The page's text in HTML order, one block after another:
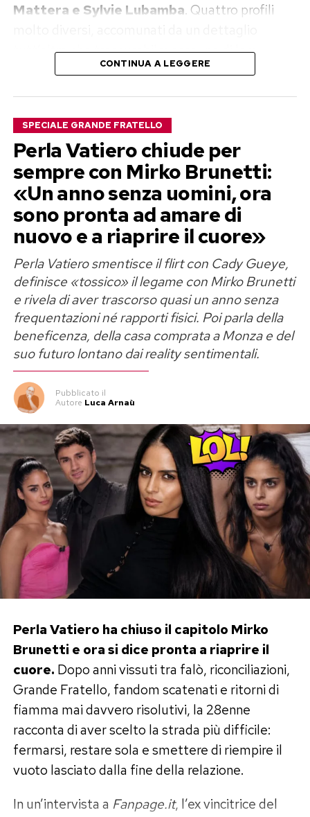
Mattera e Sylvie Lubamba. Quattro profili
tutt’altro che trascurabile: nessuno di loro
rappresenta il classico personaggio che il
Per il momento, però, conviene tenere lo
champagne in frigorifero. Si parla di trattative,
contatti e candidature, non di concorrenti
ufficiali. Il cast definitivo resta segreto e
Mediaset non ha ancora annunciato chi varcherà
davvero la soglia della Casa.
Grande Fratello Vip 2026, Aldo
Baglio è il nome che nessuno si
aspettava
Tra tutti i papabili,Aldo Baglio
senza dubbio la sorpresa più clamorosa. Attore,
comico e regista, deve la sua popolarità allo
storico trio formato con Giovanni Storti e
Giacomo Poretti. Immaginarlo alle prese con
nomination, confessionali, liti per la spesa
settimanale e riunioni notturne in cucina sembra
quasi il soggetto di uno dei suoi film.
Proprio per questo il suo eventuale ingresso
potrebbe regalare al reality una forza comica
completamente nuova. Aldo non appartiene alla
categoria dei frequentatori abituali dei salotti
televisivi e non ha mai costruito la propria
carriera sulle dinamiche del gossip. Vederlo
nella Casa rappresenterebbe quindi una piccola
rivoluzione.
Resta da capire se abbia davvero deciso di
concedersi questa avventura o se il suo nome
faccia parte della lunga lista di desideri degli
autori. Nel Grande Fratello, del resto, tra un
contatto e una valigia preparata esiste spesso
CONTINUA A LEGGERE
SPECIALE GRANDE FRATELLO
Perla Vatiero chiude per
sempre con Mirko Brunetti:
«Un anno senza uomini, ora
sono pronta ad amare di
nuovo e a riaprire il cuore»
Perla Vatiero smentisce il flirt con Cady Gueye,
definisce «tossico» il legame con Mirko Brunetti
e rivela di aver trascorso quasi un anno senza
frequentazioni né rapporti fisici. Poi parla della
beneficenza, della casa comprata a Monza e del
suo futuro lontano dai reality sentimentali.
Pubblicato il
Autore Luca Arnaù
Perla Vatiero ha chiuso il capitolo Mirko
Brunetti e ora si dice pronta a riaprire il
cuore. Dopo anni vissuti tra falò, riconciliazioni,
Grande Fratello, fandom scatenati e ritorni di
fiamma mai davvero risolutivi, la 28enne
racconta di aver scelto la strada più difficile:
fermarsi, restare sola e smettere di riempire il
vuoto lasciato dalla fine della relazione.
In un’intervista a Fanpage.it, l’ex vincitrice del